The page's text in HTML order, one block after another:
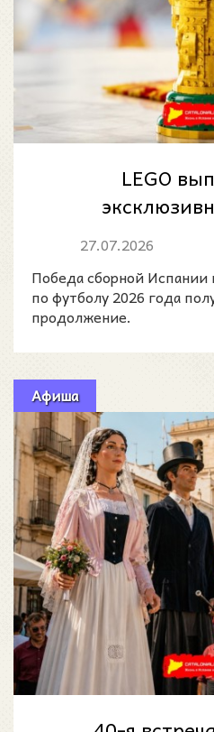
LEGO
чемпионов
победы
27.07.2026
Победа сборной
по футболу 2026 года
продолжение.
Афиша